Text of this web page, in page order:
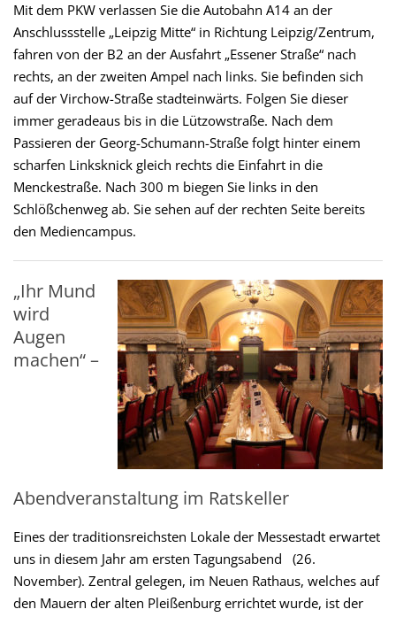
Mit dem PKW verlassen Sie die Autobahn A14 an der
Anschlussstelle „Leipzig Mitte“ in Richtung Leipzig/Zentrum,
fahren von der B2 an der Ausfahrt „Essener Straße“ nach
rechts, an der zweiten Ampel nach links. Sie befinden sich
auf der Virchow-Straße stadteinwärts. Folgen Sie dieser
immer geradeaus bis in die Lützowstraße. Nach dem
Passieren der Georg-Schumann-Straße folgt hinter einem
scharfen Linksknick gleich rechts die Einfahrt in die
Menckestraße. Nach 300 m biegen Sie links in den
Schlößchenweg ab. Sie sehen auf der rechten Seite bereits
den Mediencampus.
„Ihr Mund
wird
Augen
machen“ –
Abendveranstaltung im Ratskeller
Eines der traditionsreichsten Lokale der Messestadt erwartet
uns in diesem Jahr am ersten Tagungsabend (26.
November). Zentral gelegen, im Neuen Rathaus, welches auf
den Mauern der alten Pleißenburg errichtet wurde, ist der